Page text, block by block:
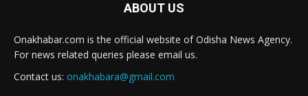
ABOUT US
Onakhabar.com is the official website of Odisha News Agency.
For news related queries please email us.
Contact us: onakhabara@gmail.com